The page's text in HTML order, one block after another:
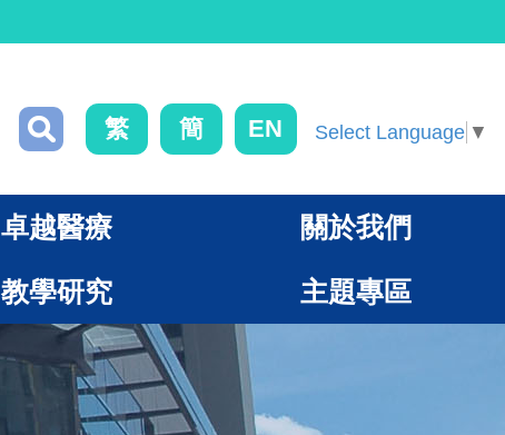
繁 簡 EN Select Language ▼
卓越醫療 關於我們
教學研究 主題專區